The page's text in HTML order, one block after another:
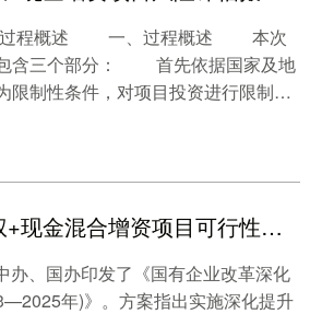
程概述 本次
： 首先依据国家及地
限制性条件，对项目投资进行限制性
管理政策，对项目进行包括风险识
某能源集团股权+现金混合增资项目可行性研究报告案例
办、国办印发了《国有企业改革深化
年)》。方案指出实施深化提升